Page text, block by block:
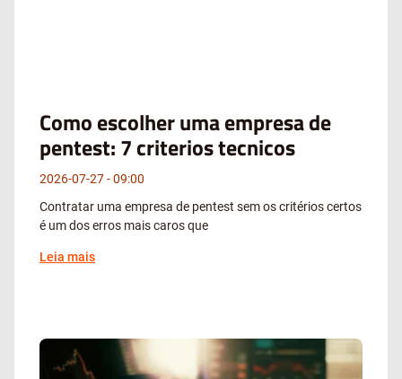
Como escolher uma empresa de
pentest: 7 criterios tecnicos
2026-07-27
09:00
Contratar uma empresa de pentest sem os critérios certos
é um dos erros mais caros que
Leia mais